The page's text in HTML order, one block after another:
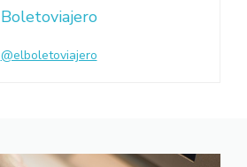
Boletoviajero
@elboletoviajero